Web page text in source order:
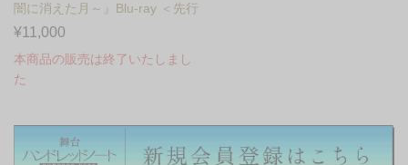
闇に消えた月～』Blu-ray ＜先行
予約＞
¥11,000
本商品の販売は終了いたしまし
た